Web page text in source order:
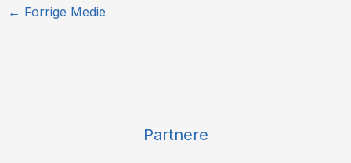
← Forrige Medie
Partnere